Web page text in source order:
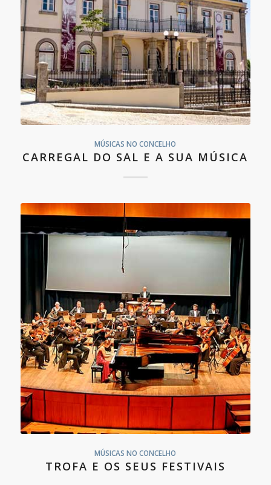
MÚSICAS NO CONCELHO
CARREGAL DO SAL E A SUA MÚSICA
MÚSICAS NO CONCELHO
TROFA E OS SEUS FESTIVAIS